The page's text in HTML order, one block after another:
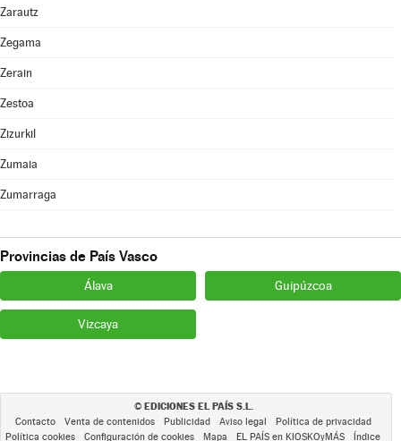
Zarautz
Zegama
Zerain
Zestoa
Zizurkil
Zumaia
Zumarraga
Provincias de País Vasco
Álava Guipúzcoa
Vizcaya
© EDICIONES EL PAÍS S.L.
Contacto Venta de contenidos Publicidad Aviso legal
Política de privacidad
Política cookies
Configuración de cookies Mapa EL PAÍS en KIOSKOyMÁS Índice